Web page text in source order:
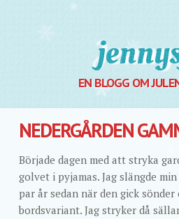
EN BLOGG OM
NEDERGÅRDEN
Började dagen med att stryka
golvet i pyjamas. Jag slängde
par år sedan när den gick
bordsvariant. Jag stryker då